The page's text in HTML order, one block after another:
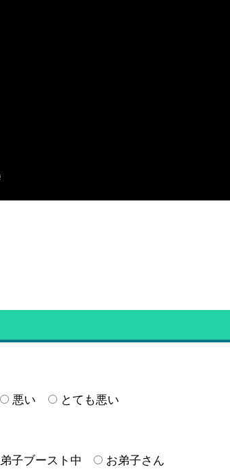
悪い とても悪い
弟子ブースト中 お弟子さん